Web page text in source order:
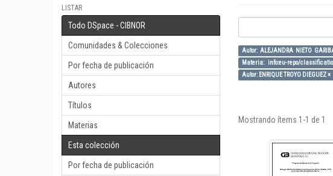
LISTAR
Todo DSpace - CIBNOR
Comunidades & Colecciones
Por fecha de publicación
Autores
Títulos
Materias
Esta colección
Por fecha de publicación
Autor: ALEJANDRA NIETO
Materia: info:eu-repo/
Autor: ENRIQUE TROYO DIEGUEZ ×
Mostrando ítems 1-1 de 1